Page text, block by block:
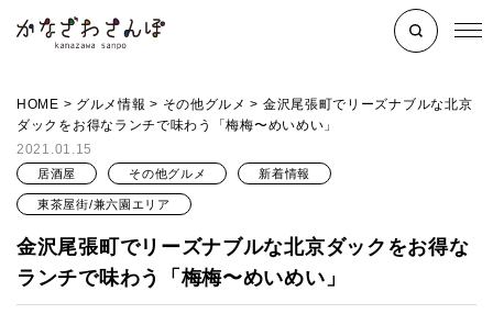
HOME > グルメ情報 > その他グルメ > 金沢尾張町でリーズナブルな北京
ダックをお得なランチで味わう「梅梅〜めいめい」
2021.01.15
居酒屋 その他グルメ 新着情報
東茶屋街/兼六園エリア
金沢尾張町でリーズナブルな北京ダックをお得な
ランチで味わう「梅梅〜めいめい」